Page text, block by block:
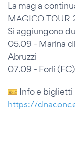
La magia
MAGICO TOUR
Si aggiungono
05.09 - Marina
Abruzzi
07.09 - Forlì
🎫 Info e biglietti
https://